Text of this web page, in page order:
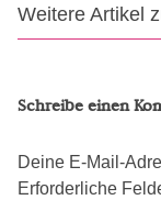
Weitere Artikel
Schreibe einen
Deine E-Mail-
Erforderliche